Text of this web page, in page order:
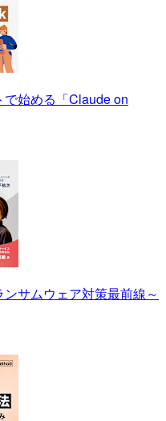
で始める「Claude on
ンサムウェア対策最前線～